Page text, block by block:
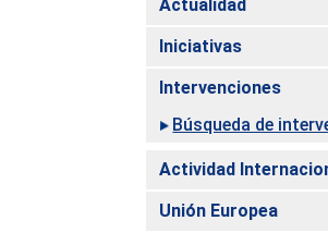
Actualidad
Iniciativas
Intervenciones
Búsqueda de
Actividad
Unión Europea